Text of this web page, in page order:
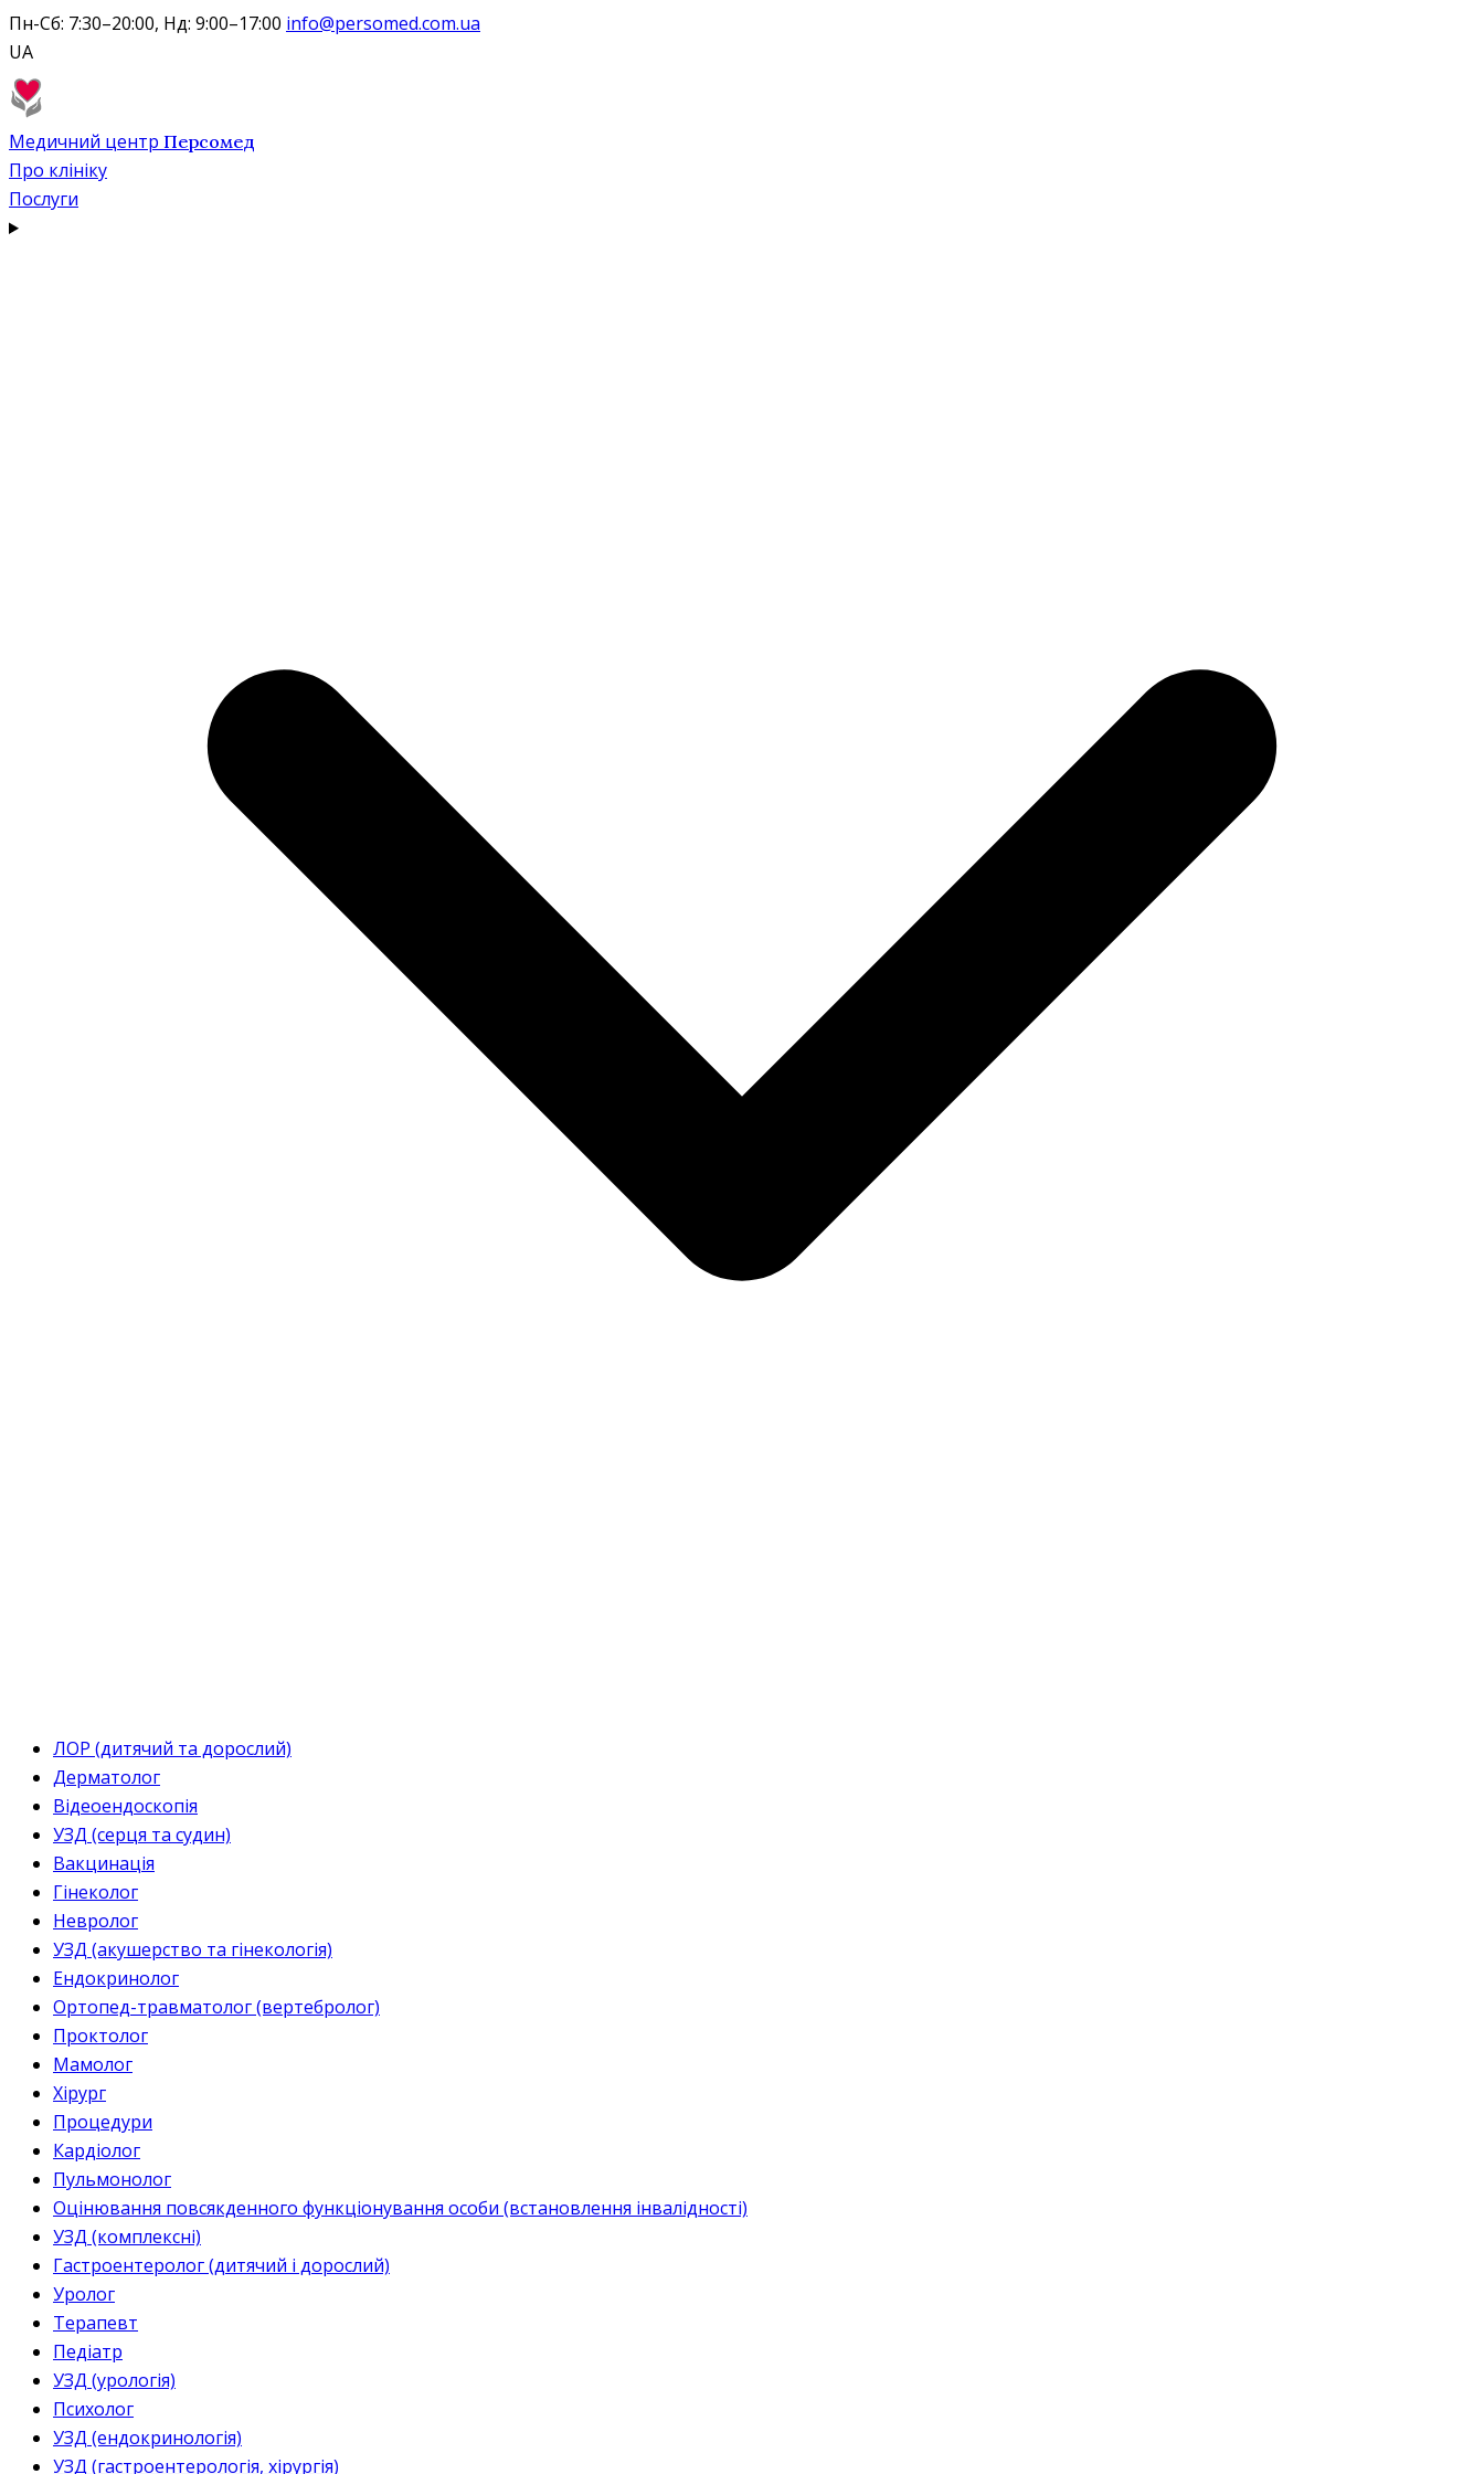
Пн-Сб: 7:30–20:00, Нд: 9:00–17:00 info@persomed.com.ua
UA
Медичний центр Персомед
Про клініку
Послуги
ЛОР (дитячий та дорослий)
Дерматолог
Відеоендоскопія
УЗД (серця та судин)
Вакцинація
Гінеколог
Невролог
УЗД (акушерство та гінекологія)
Ендокринолог
Ортопед-травматолог (вертебролог)
Проктолог
Мамолог
Хірург
Процедури
Кардіолог
Пульмонолог
Оцінювання повсякденного функціонування особи (встановлення інвалідності)
УЗД (комплексні)
Гастроентеролог (дитячий і дорослий)
Уролог
Терапевт
Педіатр
УЗД (урологія)
Психолог
УЗД (ендокринологія)
УЗД (гастроентерологія, хірургія)